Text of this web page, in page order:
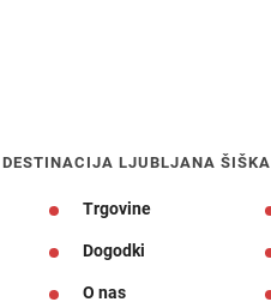
LJUBLJANA ŠIŠKA
Trgovine
Dogodki
O nas